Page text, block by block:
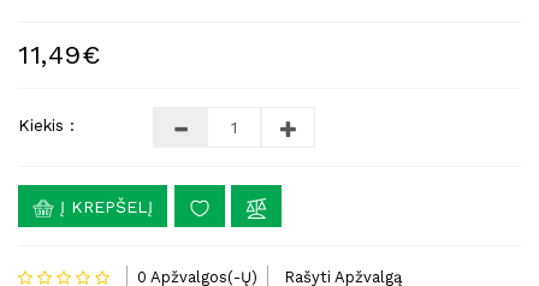
11,49€
Kiekis :
Į KREPŠELĮ
0 Apžvalgos(-Ų) Rašyti Apžvalgą